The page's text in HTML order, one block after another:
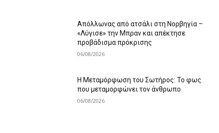
Απόλλωνας από ατσάλι στη Νορβηγία –
«Λύγισε» την Μπραν και απέκτησε
προβάδισμα πρόκρισης
06/08/2026
Η Μεταμόρφωση του Σωτήρος: Το φως
που μεταμορφώνει τον άνθρωπο
06/08/2026